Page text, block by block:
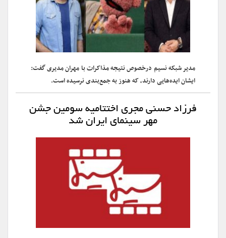
مدیر شبکه نسیم درخصوص نتیجه مذاکرات با مهران مدیری گفت:
ایشان ایده‌هایی دارند، که هنوز به جمع‌بندی نرسیده است.
فرزاد حسنی مجری اختتامیه سومین جشن
مهر سینمای ایران شد